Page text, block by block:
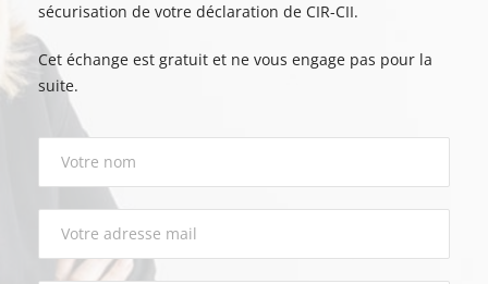
sécurisation de votre déclaration de CIR-CII.
Cet échange est gratuit et ne vous engage pas pour la
suite.